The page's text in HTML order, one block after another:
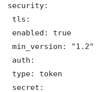
security:
tls:
enabled: true
min_version: "1.2"
auth:
type: token
secret: